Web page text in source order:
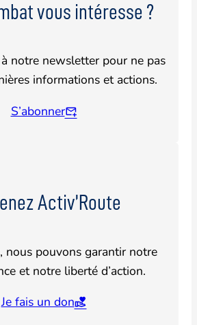
vous intéresse ?
notre newsletter pour ne pas
informations et actions.
S’abonner
Activ’Route
nous pouvons garantir notre
et notre liberté d’action.
Je fais un don